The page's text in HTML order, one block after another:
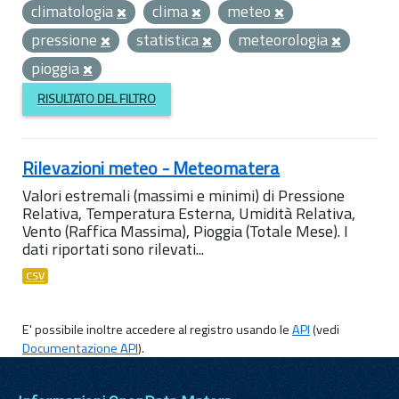
climatologia
clima
meteo
pressione
statistica
meteorologia
pioggia
RISULTATO DEL FILTRO
Rilevazioni meteo - Meteomatera
Valori estremali (massimi e minimi) di Pressione
Relativa, Temperatura Esterna, Umidità Relativa,
Vento (Raffica Massima), Pioggia (Totale Mese). I
dati riportati sono rilevati...
CSV
E' possibile inoltre accedere al registro usando leAPI(vedi
Documentazione API).